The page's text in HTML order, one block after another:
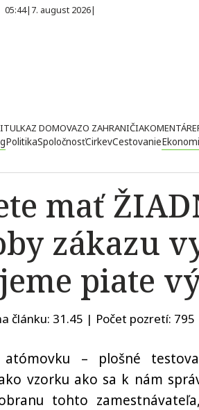
05:44| 7. august 2026|
Z DOMOVAZO ZAHRANIČIAKOMENTÁRE
PolitikaSpoločnosťCirkevCestovanie
mať
zákazu
piate
článku: 31.45 | Počet pozretí: 795
atómovku – plošné
vzorku ako sa k nám
tohto